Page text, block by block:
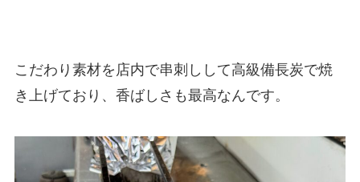
こだわり素材を店内で串刺しして高級備長炭で焼
き上げており、香ばしさも最高なんです。